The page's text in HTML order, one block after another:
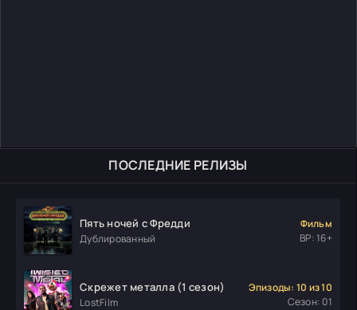
ПОСЛЕДНИЕ РЕЛИЗЫ
Пять ночей с Фредди
Дублированный
Фильм
ВР: 16+
Скрежет металла (1 сезон)
LostFilm
Эпизоды: 10 из 10
Сезон: 01